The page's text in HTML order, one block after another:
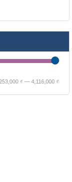
₫ — 4,116,000 ₫